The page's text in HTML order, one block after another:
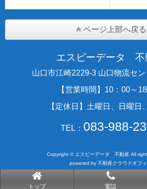
トップ 電話
ページ上部へ戻る
エスピーデータ 不
山口市江崎2229-3 山口物流セ
【営業時間】10：00～
【定休日】土曜日、日曜日
TEL： 083-988-
Copyright © エスピーデータ 不動産 All
powered by 不動産クラウドオフィ